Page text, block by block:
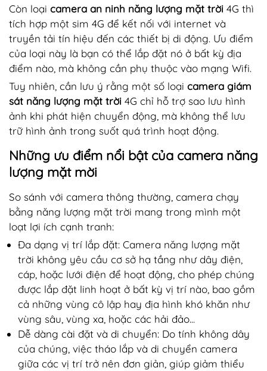
Còn loại camera an ninh năng lượng mặt trời 4G thì
tích hợp một sim 4G để kết nối với internet và
truyền tải tín hiệu đến các thiết bị di động. Ưu điểm
của loại này là bạn có thể lắp đặt nó ở bất kỳ địa
điểm nào, mà không cần phụ thuộc vào mạng Wifi.
Tuy nhiên, cần lưu ý rằng một số loại camera giám
sát năng lượng mặt trời 4G chỉ hỗ trợ sao lưu hình
ảnh khi phát hiện chuyển động, mà không thể lưu
trữ hình ảnh trong suốt quá trình hoạt động.
Những ưu điểm nổi bật của camera năng
lượng mặt mời
So sánh với camera thông thường, camera chạy
bằng năng lượng mặt trời mang trong mình một
loạt lợi ích cạnh tranh:
Đa dạng vị trí lắp đặt: Camera năng lượng mặt
trời không yêu cầu cơ sở hạ tầng như dây điện,
cáp, hoặc lưới điện để hoạt động, cho phép chúng
được lắp đặt linh hoạt ở bất kỳ vị trí nào, bao gồm
cả những vùng cô lập hay địa hình khó khăn như
vùng sâu, vùng xa, hoặc các hải đảo...
Dễ dàng cài đặt và di chuyển: Do tính không dây
của chúng, việc tháo lắp và di chuyển camera
giữa các vị trí trở nên đơn giản, giúp giảm thiểu